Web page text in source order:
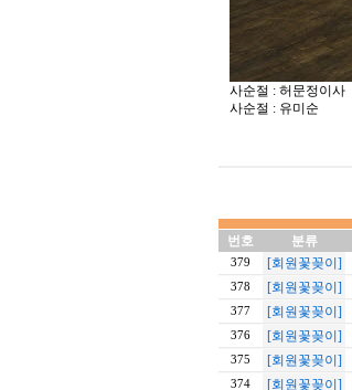
사순절 : 허문정이사
사순절 : 유미순
번호 분류
379 [회원꽃꽂이]
378
[회원꽃꽂이]
377
[회원꽃꽂이]
376
[회원꽃꽂이]
375
[회원꽃꽂이]
374
[회원꽃꽂이]